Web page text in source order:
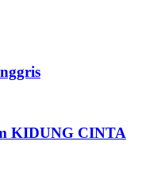
KIDUNG CINTA